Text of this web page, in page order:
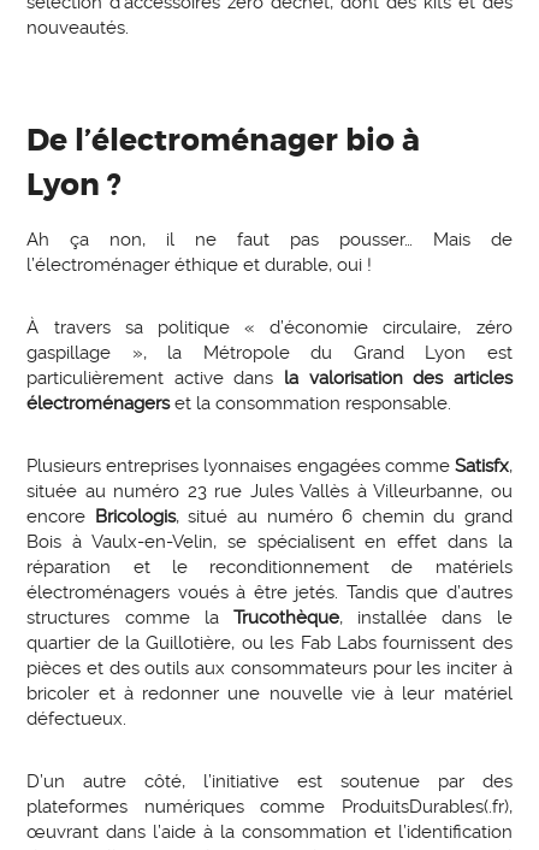
nouveautés.
De l’électroménager bio à
Lyon ?
Ah ça non, il ne faut pas pousser… Mais de
l’électroménager éthique et durable, oui !
À travers sa politique « d’économie circulaire, zéro
gaspillage », la Métropole du Grand Lyon est
particulièrement active dans la valorisation des articles
électroménagerset la consommation responsable.
Plusieurs entreprises lyonnaises engagées comme Satisfx,
située au numéro 23 rue Jules Vallès à Villeurbanne, ou
encore Bricologis, situé au numéro 6 chemin du grand
Bois à Vaulx-en-Velin, se spécialisent en effet dans la
réparation et le reconditionnement de matériels
électroménagers voués à être jetés. Tandis que d’autres
structures comme la Trucothèque, installée dans le
quartier de la Guillotière, ou les Fab Labs fournissent des
pièces et des outils aux consommateurs pour les inciter à
bricoler et à redonner une nouvelle vie à leur matériel
défectueux.
D’un autre côté, l’initiative est soutenue par des
plateformes numériques comme ProduitsDurables(.fr),
œuvrant dans l’aide à la consommation et l’identification